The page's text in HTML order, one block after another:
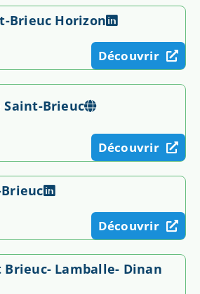
Brieuc Horizon
Découvrir
Saint-Brieuc
Découvrir
Brieuc
Découvrir
Brieuc- Lamballe- Dinan